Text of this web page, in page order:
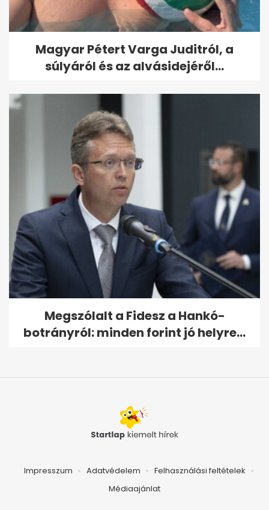
Magyar Pétert Varga Juditról, a
súlyáról és az alvásidejéről...
Megszólalt a Fidesz a Hankó-
botrányról: minden forint jó helyre...
Impresszum Adatvédelem
Felhasználási feltételek
Médiaajánlat